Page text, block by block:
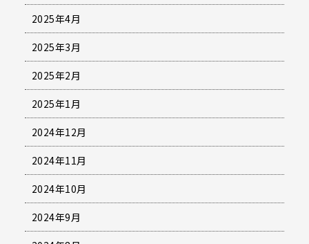
2025年4月
2025年3月
2025年2月
2025年1月
2024年12月
2024年11月
2024年10月
2024年9月